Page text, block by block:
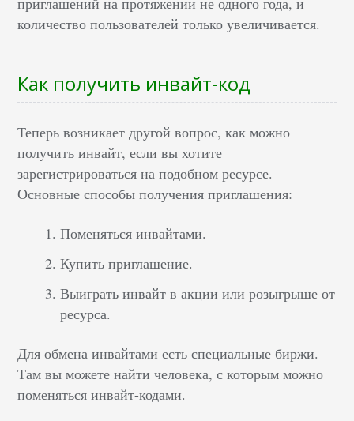
количество пользователей только увеличивается.
Как получить инвайт-код
Теперь возникает другой вопрос, как можно
получить инвайт, если вы хотите
зарегистрироваться на подобном ресурсе.
Основные способы получения приглашения:
Поменяться инвайтами.
Купить приглашение.
Выиграть инвайт в акции или розыгрыше от
ресурса.
Для обмена инвайтами есть специальные биржи.
Там вы можете найти человека, с которым можно
поменяться инвайт-кодами.